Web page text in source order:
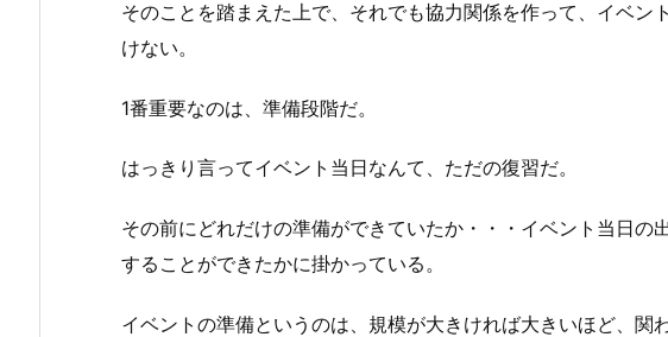
そのことを踏まえた上で、それでも協力関係を作って、イベン
けない。
1番重要なのは、準備段階だ。
はっきり言ってイベント当日なんて、ただの復習だ。
その前にどれだけの準備ができていたか・・・イベント当日の
することができたかに掛かっている。
イベントの準備というのは、規模が大きければ大きいほど、関